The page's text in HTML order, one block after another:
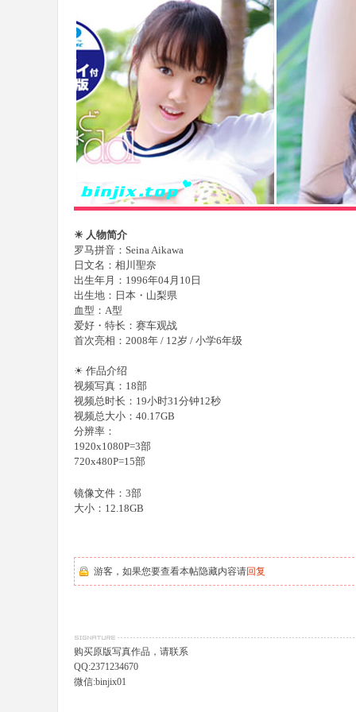
☀ 人物简介
罗马拼音：Seina Aikawa
日文名：相川聖奈
出生年月：1996年04月10日
出生地：日本・山梨県
血型：A型
爱好・特长：赛车观战
首次亮相：2008年 / 12岁 / 小学6年级
☀ 作品介绍
视频写真：18部
视频总时长：19小时31分钟12秒
视频总大小：40.17GB
分辨率：
1920x1080P=3部
720x480P=15部
镜像文件：3部
大小：12.18GB
游客，如果您要查看本帖隐藏内容请回复
购买原版写真作品，请联系
QQ:2371234670
微信:binjix01